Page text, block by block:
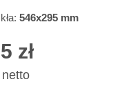
546x295 mm
zł
netto